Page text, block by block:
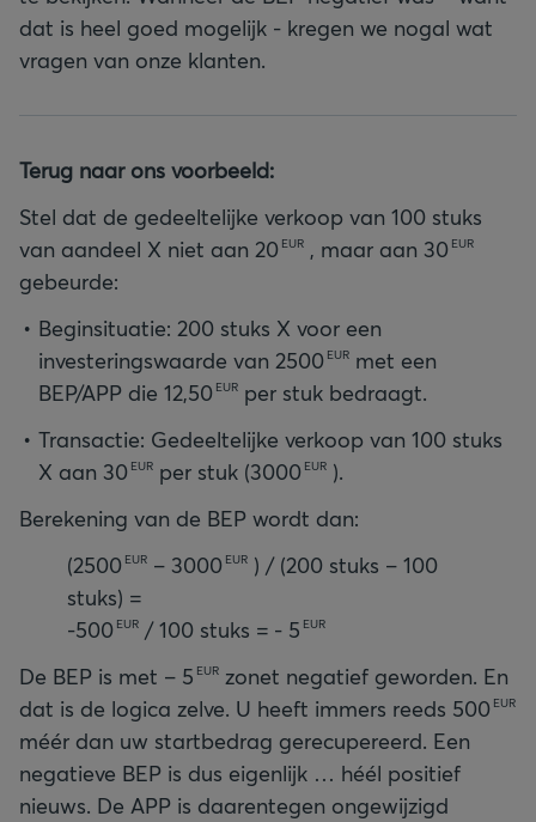
dat is heel goed mogelijk - kregen we nogal wat
vragen van onze klanten.
Terug naar ons voorbeeld:
Stel dat de gedeeltelijke verkoop van 100 stuks
van aandeel X niet aan 20 EUR , maar aan 30 EUR
gebeurde:
Beginsituatie: 200 stuks X voor een
investeringswaarde van 2500 EUR met een
BEP/APP die 12,50 EUR per stuk bedraagt.
Transactie: Gedeeltelijke verkoop van 100 stuks
X aan 30 EUR per stuk (3000 EUR ).
Berekening van de BEP wordt dan:
(2500 EUR – 3000 EUR ) / (200 stuks – 100
stuks) =
-500 EUR / 100 stuks = - 5 EUR
De BEP is met – 5 EUR zonet negatief geworden. En
dat is de logica zelve. U heeft immers reeds 500 EUR
méér dan uw startbedrag gerecupereerd. Een
negatieve BEP is dus eigenlijk … héél positief
nieuws. De APP is daarentegen ongewijzigd